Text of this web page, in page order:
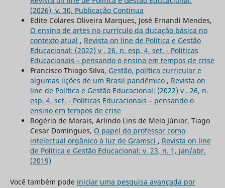
(2026), v. 30, Publicação Contínua
Edite Colares Oliveira Marques, José Ernandi Mendes,
O ensino de artes no currículo da ducação básica no
contexto atual , Revista on line de Política e Gestão
Educacional: (2022) v . 26, n. esp. 4, set. - Políticas
Educacionais – pensando o ensino em tempos de crise
Francisco Thiago Silva, Gestão, política curricular e
algumas lições de um Brasil pandêmico , Revista on
line de Política e Gestão Educacional: (2022) v . 26, n.
esp. 4, set. - Políticas Educacionais – pensando o
ensino em tempos de crise
Rogério de Morais, Arlindo Lins de Melo Júnior, Tiago
Cesar Domingues, O papel do professor como
intelectual orgânico à luz de Gramsci , Revista on line
de Política e Gestão Educacional: v. 23, n. 1, jan/abr.
(2019)
Você também pode iniciar uma pesquisa avançada por